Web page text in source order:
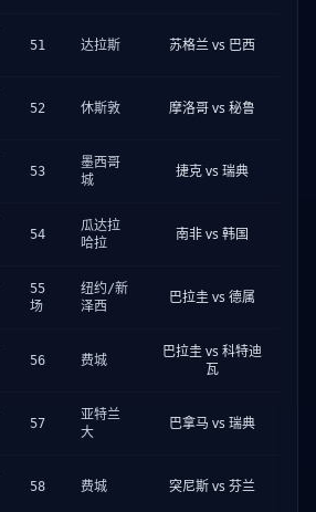
51 达拉斯 苏格兰 vs 巴西
52 休斯敦 摩洛哥 vs 秘鲁
53
墨西哥
城
捷克 vs 瑞典
54
瓜达拉
哈拉
南非 vs 韩国
55
场
纽约/新
泽西
巴拉圭 vs 德属
56 费城
巴拉圭 vs 科特迪
瓦
57
亚特兰
大
巴拿马 vs 瑞典
58 费城 突尼斯 vs 芬兰